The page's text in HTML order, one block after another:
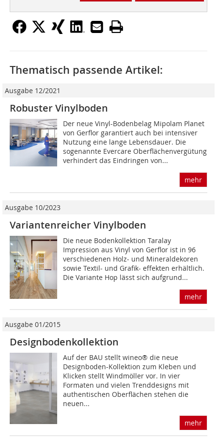
Thematisch passende Artikel:
Ausgabe 12/2021
Robuster Vinylboden
Der neue Vinyl-Bodenbelag Mipolam Planet
von Gerflor garantiert auch bei intensiver
Nutzung eine lange Lebensdauer. Die
sogenannte Ever­care Oberflächenvergütung
verhindert das Eindringen von...
mehr
Ausgabe 10/2023
Variantenreicher Vinylboden
Die neue Bodenkollektion Taralay
Impression aus Vinyl von Gerflor ist in 96
verschiedenen Holz- und Mineraldekoren
sowie Textil- und Grafik- effekten erhältlich.
Die Variante Hop lässt sich aufgrund...
mehr
Ausgabe 01/2015
Designbodenkollektion
Auf der BAU stellt wineo® die neue
Designboden-Kollektion zum Kleben und
Klicken stellt Windmöller vor. In vier
Formaten und vielen Trend­designs mit
authentischen Oberflächen stehen die
neuen...
mehr